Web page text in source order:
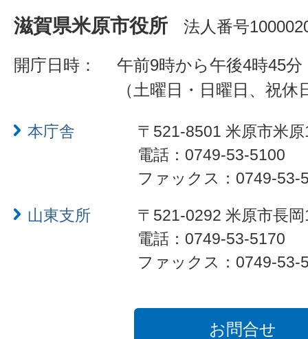
滋賀県米原市役所 法人番号
開庁日時：
午前9時から午後4時45分
（土曜日・日曜日、祝
本庁舎
〒521-8501 米原市米
電話：0749-53-5100
ファックス：0749-53-
山東支所
〒521-0292 米原市長
電話：0749-53-5170
ファックス：0749-53-
お問合せ